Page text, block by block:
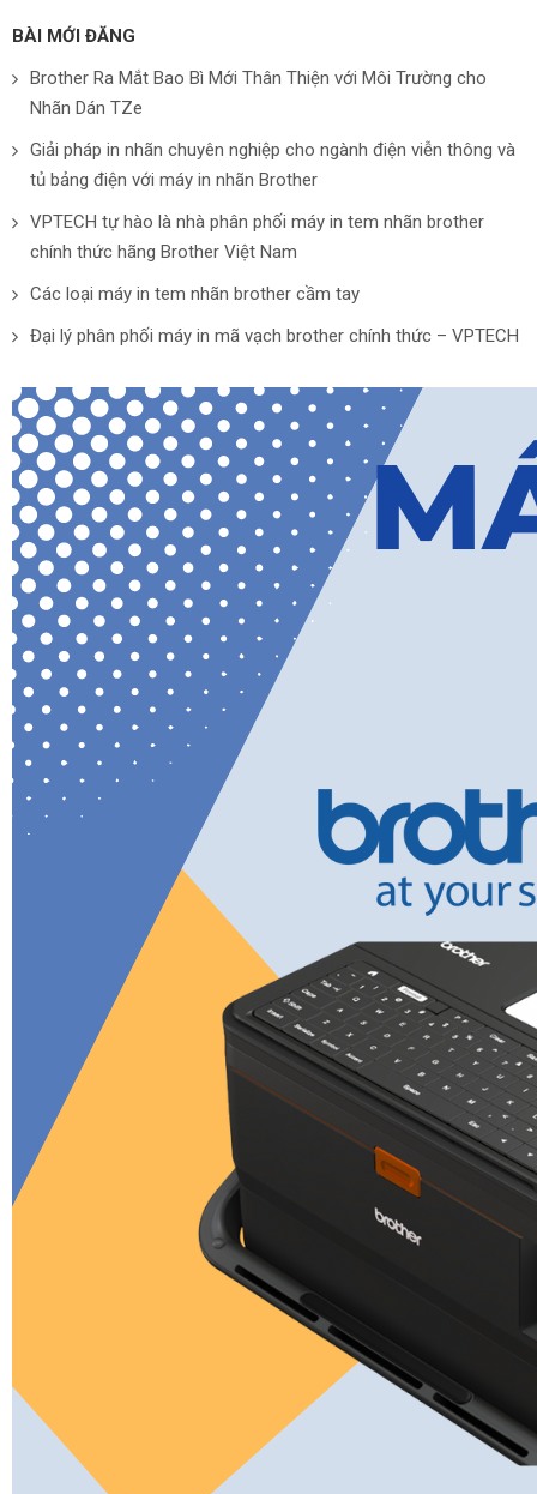
BÀI MỚI ĐĂNG
Brother Ra Mắt Bao Bì Mới Thân Thiện với Môi Trường cho
Nhãn Dán TZe
Giải pháp in nhãn chuyên nghiệp cho ngành điện viễn thông và
tủ bảng điện với máy in nhãn Brother
VPTECH tự hào là nhà phân phối máy in tem nhãn brother
chính thức hãng Brother Việt Nam
Các loại máy in tem nhãn brother cầm tay
Đại lý phân phối máy in mã vạch brother chính thức – VPTECH